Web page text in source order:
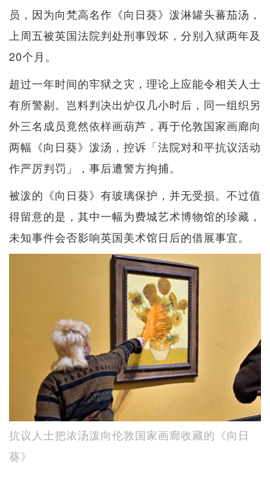
员，因为向梵高名作《向日葵》泼淋罐头蕃茄汤，
上周五被英国法院判处刑事毁坏，分别入狱两年及
20个月。
超过一年时间的牢狱之灾，理论上应能令相关人士
有所警剔。岂料判决出炉仅几小时后，同一组织另
外三名成员竟然依样画葫芦，再于伦敦国家画廊向
两幅《向日葵》泼汤，控诉「法院对和平抗议活动
作严厉判罚」，事后遭警方拘捕。
被泼的《向日葵》有玻璃保护，并无受损。不过值
得留意的是，其中一幅为费城艺术博物馆的珍藏，
未知事件会否影响英国美术馆日后的借展事宜。
抗议人士把浓汤泼向伦敦国家画廊收藏的《向日
葵》